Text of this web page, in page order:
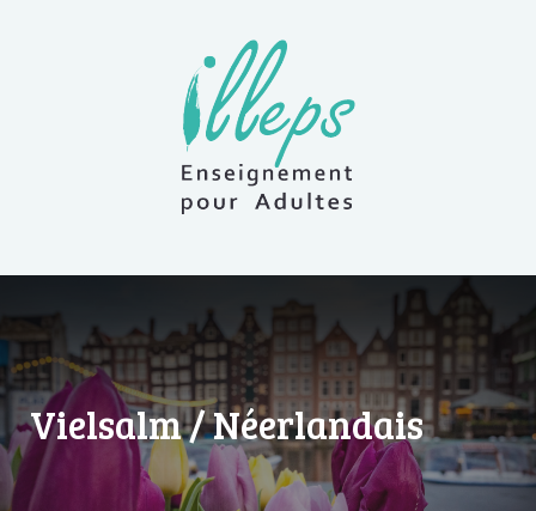
Vielsalm / Néerlandais